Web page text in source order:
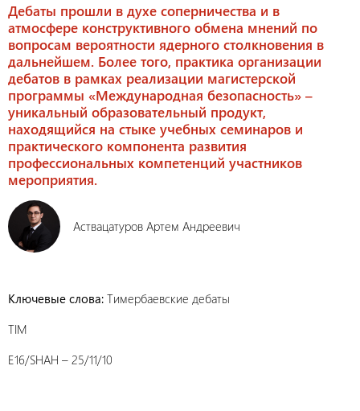
Дебаты прошли в духе соперничества и в
атмосфере конструктивного обмена мнений по
вопросам вероятности ядерного столкновения в
дальнейшем. Более того, практика организации
дебатов в рамках реализации магистерской
программы «Международная безопасность» –
уникальный образовательный продукт,
находящийся на стыке учебных семинаров и
практического компонента развития
профессиональных компетенций участников
мероприятия.
Аствацатуров Артем Андреевич
Ключевые слова: Тимербаевские дебаты
TIM
E16/SHAH – 25/11/10